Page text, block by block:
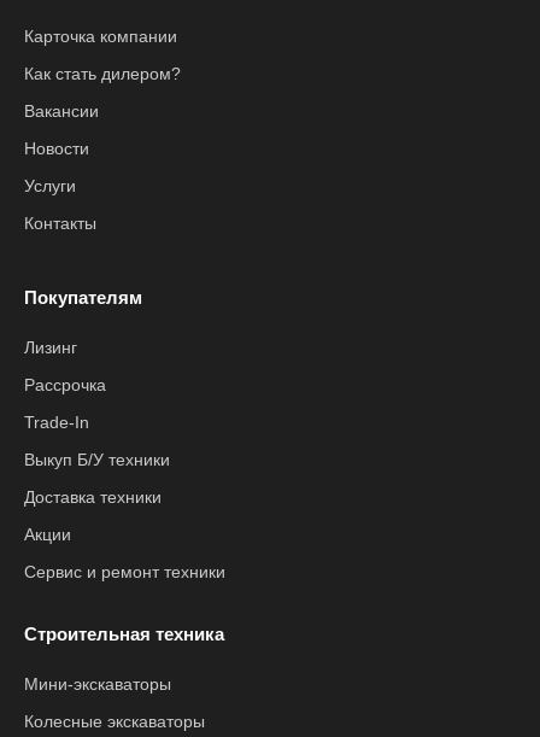
Карточка компании
Как стать дилером?
Вакансии
Новости
Услуги
Контакты
Покупателям
Лизинг
Рассрочка
Trade-In
Выкуп Б/У техники
Доставка техники
Акции
Сервис и ремонт техники
Строительная техника
Мини-экскаваторы
Колесные экскаваторы